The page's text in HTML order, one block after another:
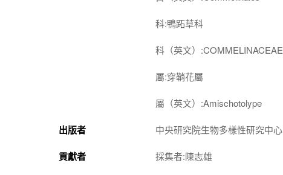
科:鴨跖草科
科（英文）:COMMELINACEAE
屬:穿鞘花屬
屬（英文）:Amischotolype
出版者 中央研究院生物多樣性研究中心
貢獻者 採集者:陳志雄